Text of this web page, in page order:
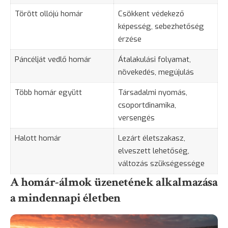
Törött ollójú homár
Csökkent védekező
képesség, sebezhetőség
érzése
Páncélját vedlő homár
Átalakulási folyamat,
növekedés, megújulás
Több homár együtt
Társadalmi nyomás,
csoportdinamika,
versengés
Halott homár
Lezárt életszakasz,
elveszett lehetőség,
változás szükségessége
A homár-álmok üzenetének alkalmazása
a mindennapi életben